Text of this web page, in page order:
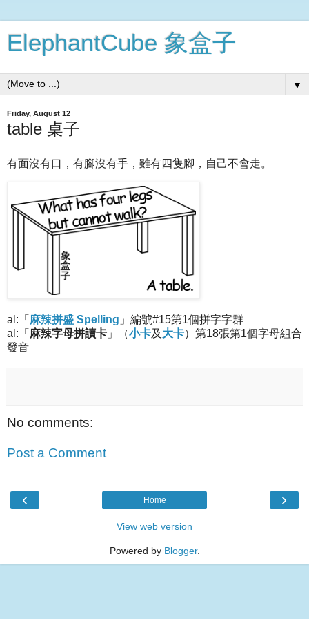
ElephantCube 象盒子
▼
Friday, August 12
table 桌子
有面沒有口，有腳沒有手，雖有四隻腳，自己不會走。
al:「 麻辣拼盛 Spelling 」編號#15第1個拼字字群
al:「 麻辣字母拼讀卡 」（小卡及 大卡）第18張第1個字母組合
發音
No comments:
Post a Comment
‹ ›
Home
View web version
Powered by Blogger.